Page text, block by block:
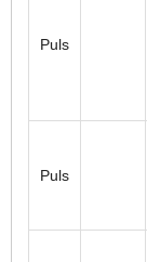
Puls
Puls